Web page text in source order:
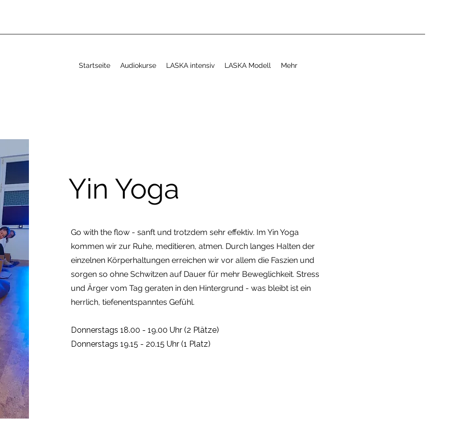
Startseite Audiokurse LASKA intensiv LASKA Modell Mehr
Yin Yoga
Go with the flow - sanft und trotzdem sehr effektiv. Im Yin Yoga
kommen wir zur Ruhe, meditieren, atmen. Durch langes Halten der
einzelnen Körperhaltungen erreichen wir vor allem die Faszien und
sorgen so ohne Schwitzen auf Dauer für mehr Beweglichkeit. Stress
und Ärger vom Tag geraten in den Hintergrund - was bleibt ist ein
herrlich, tiefenentspanntes Gefühl.
Donnerstags 18.00 - 19.00 Uhr (2 Plätze)
Donnerstags 19.15 - 20.15 Uhr (1 Platz)